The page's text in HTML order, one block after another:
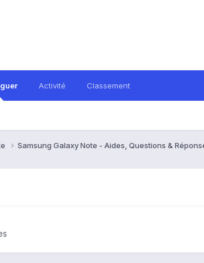
Activité Classement
Samsung Galaxy Note - Aides, Questions &